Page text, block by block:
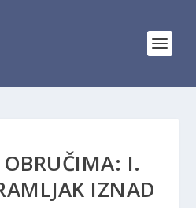
I.
IZNAD